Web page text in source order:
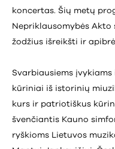
koncertas. Šių metų
Nepriklausomybės
žodžius išreikšti ir
Svarbiausiems
kūriniai iš istorinių
kurs ir patriotiškus
švenčiantis Kauno
ryškioms Lietuvos